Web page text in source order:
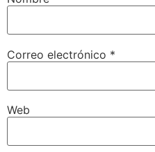
Correo electrónico *
Web